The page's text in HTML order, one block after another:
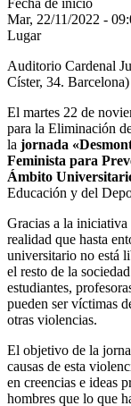
Mar, 22/11/2022 -
Lugar
Auditorio Cardenal
Císter, 34. Barcelona)
El martes 22 de
para la Eliminación
la jornada
Feminista para
Ámbito
Educación y del
Gracias a la iniciativa
realidad que hasta
universitario no está
el resto de la
estudiantes,
pueden ser víctimas
otras violencias.
El objetivo de la
causas de esta
en creencias e ideas
hombres que lo que